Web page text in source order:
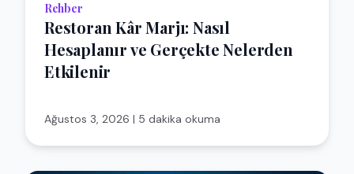
Rehber
Restoran Kâr Marjı: Nasıl
Hesaplanır ve Gerçekte Nelerden
Etkilenir
Ağustos 3, 2026 | 5 dakika okuma